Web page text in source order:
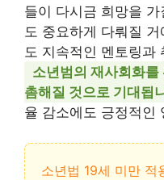
들이 다시금 희망을
도 중요하게 다뤄질
도 지속적인 멘토링과
소년범의 재사회화
촘해질 것으로 기대됩
율 감소에도 긍정적인
소년법 19세 미만 적